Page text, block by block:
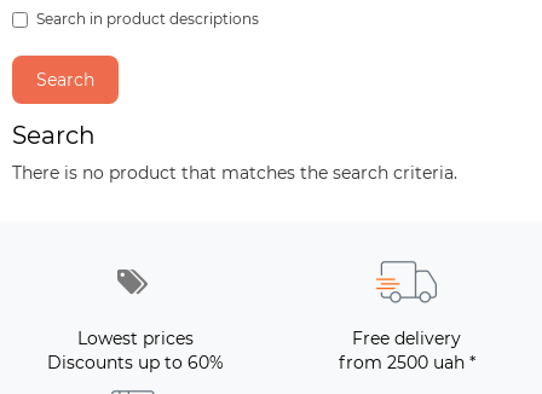
Search in product descriptions
Search
There is no product that matches the search criteria.
Lowest prices
Discounts up to 60%
Free delivery
from 2500 uah *